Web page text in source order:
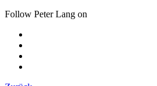
Follow Peter Lang on